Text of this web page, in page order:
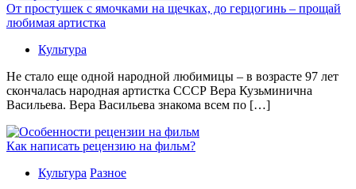
От простушек с ямочками на щечках, до герцогинь – прощай
любимая артистка
Культура
Не стало еще одной народной любимицы – в возрасте 97 лет
скончалась народная артистка СССР Вера Кузьминична
Васильева. Вера Васильева знакома всем по […]
Как написать рецензию на фильм?
Культура Разное